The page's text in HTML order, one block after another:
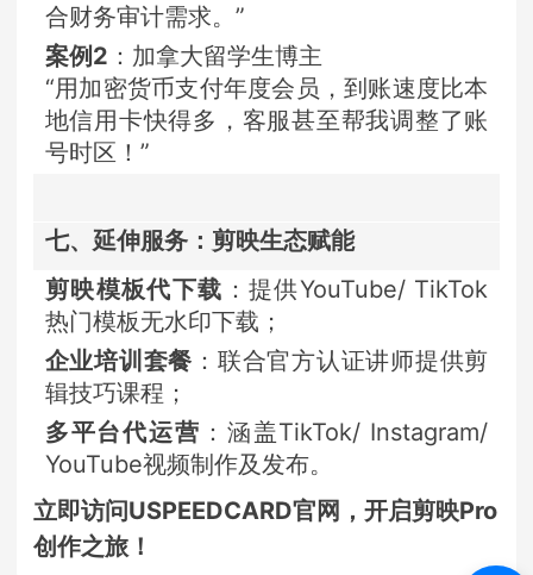
合财务审计需求。”
案例2 ：加拿大留学生博主
“用加密货币支付年度会员，到账速度比本
地信用卡快得多，客服甚至帮我调整了账
号时区！”
七、延伸服务：剪映生态赋能
剪映模板代下载 ：提供YouTube/ TikTok
热门模板无水印下载；
企业培训套餐 ：联合官方认证讲师提供剪
辑技巧课程；
多平台代运营 ：涵盖TikTok/ Instagram/
YouTube视频制作及发布。
立即访问USPEEDCARD官网，开启剪映Pro
创作之旅！